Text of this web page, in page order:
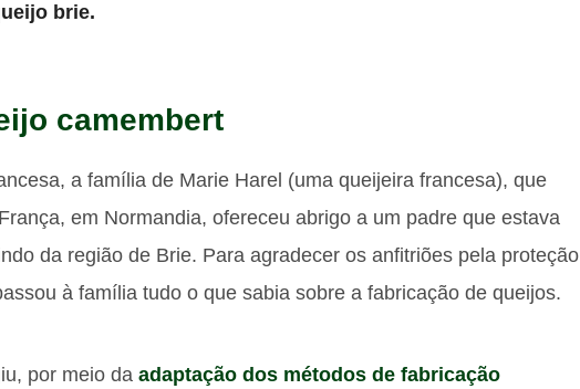
brie.
camembert
a família de Marie Harel (uma queijeira francesa), que
em Normandia, ofereceu abrigo a um padre que estava
da região de Brie. Para agradecer os anfitriões pela proteção
à família tudo o que sabia sobre a fabricação de queijos.
por meio da adaptação dos métodos de fabricação